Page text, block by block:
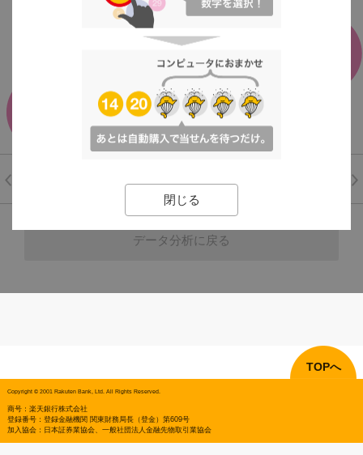
TOPへ
Copyright © 2001 Rakuten Bank, Ltd. All Rights Reserved.
商号：楽天銀行株式会社
登録番号：登録金融機関 関東財務局長（登金）第609号
加入協会：日本証券業協会、一般社団法人金融先物取引業協会